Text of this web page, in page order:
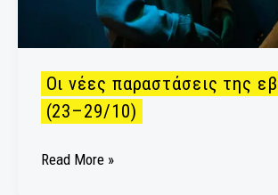
Οι νέες παραστάσεις της
(23–29/10)
Read More »